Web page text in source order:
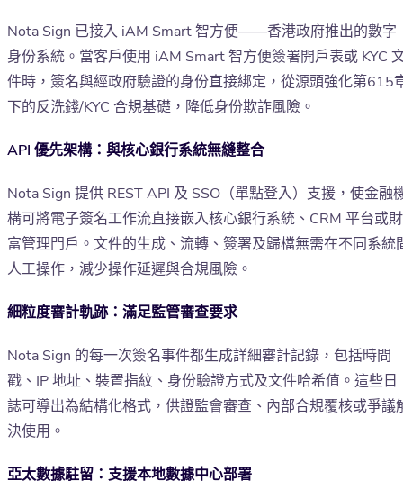
Nota Sign 已接入 iAM Smart 智方便——香港政府推出的數字
身份系統。當客戶使用 iAM Smart 智方便簽署開戶表或 KYC
件時，簽名與經政府驗證的身份直接綁定，從源頭強化第615
下的反洗錢/KYC 合規基礎，降低身份欺詐風險。
API 優先架構：與核心銀行系統無縫整合
Nota Sign 提供 REST API 及 SSO（單點登入）支援，使金融
構可將電子簽名工作流直接嵌入核心銀行系統、CRM 平台或財
富管理門戶。文件的生成、流轉、簽署及歸檔無需在不同系統
人工操作，減少操作延遲與合規風險。
細粒度審計軌跡：滿足監管審查要求
Nota Sign 的每一次簽名事件都生成詳細審計記錄，包括時間
戳、IP 地址、裝置指紋、身份驗證方式及文件哈希值。這些日
誌可導出為結構化格式，供證監會審查、內部合規覆核或爭議
決使用。
亞太數據駐留：支援本地數據中心部署